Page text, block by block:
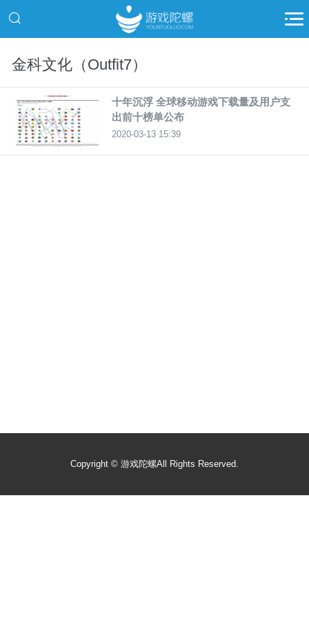
金科文化（Outfit7）
十年沉浮 全球移动游戏下载量及用户支
出前十榜单公布
2020-03-13 15:39
Copyright © 游戏陀螺All Rights Reserved.